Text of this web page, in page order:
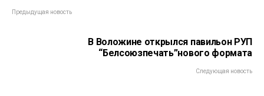
Предыдущая новость
В Воложине открылся павильон РУП
“Белсоюзпечать”нового формата
Следующая новость